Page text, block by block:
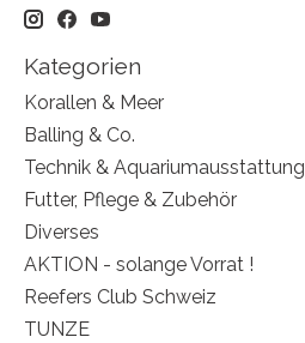
Kategorien
Korallen & Meer
Balling & Co.
Technik & Aquariumausstattung
Futter, Pflege & Zubehör
Diverses
AKTION - solange Vorrat !
Reefers Club Schweiz
TUNZE